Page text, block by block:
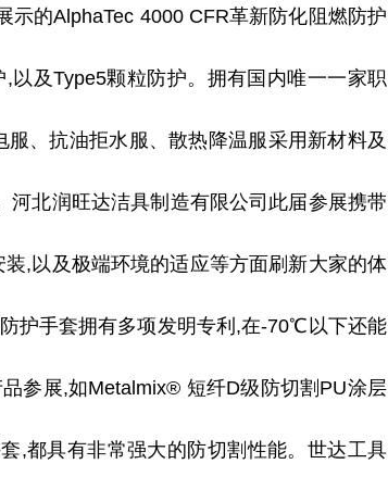
示的AlphaTec 4000 CFR革新防化阻燃防护
以及Type5颗粒防护。拥有国内唯一一家职
、抗油拒水服、散热降温服采用新材料及
河北润旺达洁具制造有限公司此届参展携带
,以及极端环境的适应等方面刷新大家的体
护手套拥有多项发明专利,在-70℃以下还能
参展,如Metalmix® 短纤D级防切割PU涂层
,都具有非常强大的防切割性能。世达工具